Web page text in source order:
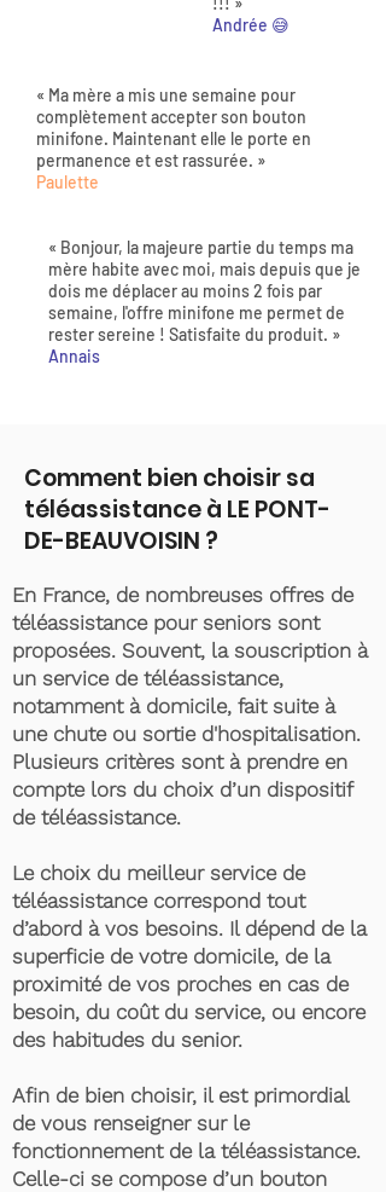
Andrée 😅
« Ma mère a mis une semaine pour
complètement accepter son bouton
minifone. Maintenant elle le porte en
permanence et est rassurée. »
Paulette
« Bonjour, la majeure partie du temps ma
mère habite avec moi, mais depuis que je
dois me déplacer au moins 2 fois par
semaine, l'offre minifone me permet de
rester sereine ! Satisfaite du produit. »
Annais
Comment bien choisir sa
téléassistance à LE PONT-
DE-BEAUVOISIN ?
En France, de nombreuses offres de
téléassistance pour seniors sont
proposées. Souvent, la souscription à
un service de téléassistance,
notamment à domicile, fait suite à
une chute ou sortie d'hospitalisation.
Plusieurs critères sont à prendre en
compte lors du choix d’un dispositif
de téléassistance.
Le choix du meilleur service de
téléassistance correspond tout
d’abord à vos besoins. Il dépend de la
superficie de votre domicile, de la
proximité de vos proches en cas de
besoin, du coût du service, ou encore
des habitudes du senior.
Afin de bien choisir, il est primordial
de vous renseigner sur le
fonctionnement de la téléassistance.
Celle-ci se compose d’un bouton